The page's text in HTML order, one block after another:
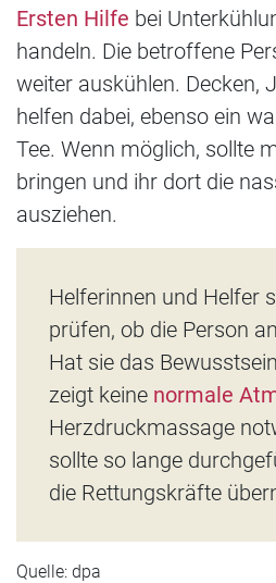
Ersten Hilfe bei
handeln. Die betroffene
weiter auskühlen. Decken,
helfen dabei, ebenso ein
Tee. Wenn möglich, sollte
bringen und ihr dort die
ausziehen.
Helferinnen und Helfer
prüfen, ob die Person
Hat sie das
zeigt keine normale
Herzdruckmassage
sollte so lange
die Rettungskräfte
Quelle: dpa